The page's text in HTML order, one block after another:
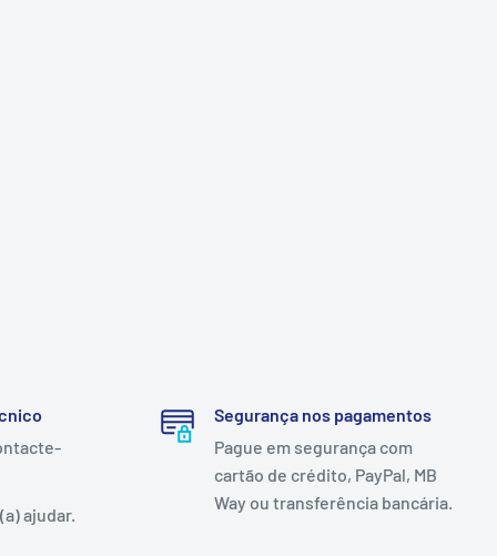
ajudar.
Segurança nos pagamentos
Pague em segurança com
cartão de crédito, PayPal, MB
Way ou transferência bancária.